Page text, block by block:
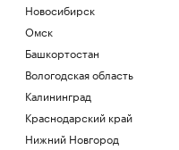
Новосибирск
Омск
Башкортостан
Вологодская область
Калининград
Краснодарский край
Нижний Новгород